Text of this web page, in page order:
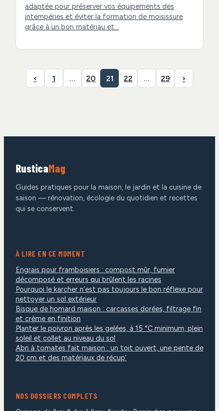
adaptée pour préserver vos équipements des
intempéries et éviter la formation de moisissure
grâce à un bon matériau et…
‹ 1 … 20 21 22 … 29 ›
RusticaMag
Guides pratiques pour la maison, le jardin et la cuisine de
saison — rénovation, écologie du quotidien et recettes
qui se conservent.
À LIRE EN CE MOMENT
Engrais pour framboisiers : compost mûr, fumier
décomposé et erreurs qui brûlent les racines
Pourquoi le karcher n’est pas toujours le bon réflexe pour
nettoyer un sol extérieur
Bisque de homard maison : carcasses dorées, filtrage fin
et crème en finition
Planter le poivron après les gelées, à 15 °C minimum, plein
soleil et collet au niveau du sol
Abri à tomates fait maison : un toit ouvert, une pente de
20 cm et des matériaux de récup’
NOS DOSSIERS COMPLETS